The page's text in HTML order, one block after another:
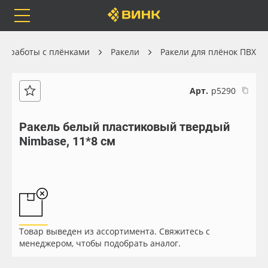
Оплата
Рулонные материалы
Чернила
работы с плёнками Ракели Ракели для плёнок ПВХ
Арт. р5290
Ракель белый пластиковый твердый
Nimbase, 11*8 см
Товар выведен из ассортимента. Свяжитесь с
менеджером, чтобы подобрать аналог.